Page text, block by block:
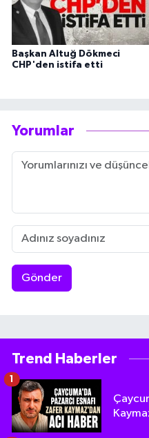
Başkan Altuğ Dökmeci
CHP'den istifa etti
Yorumlar
Gönder
Trend Haberler
1